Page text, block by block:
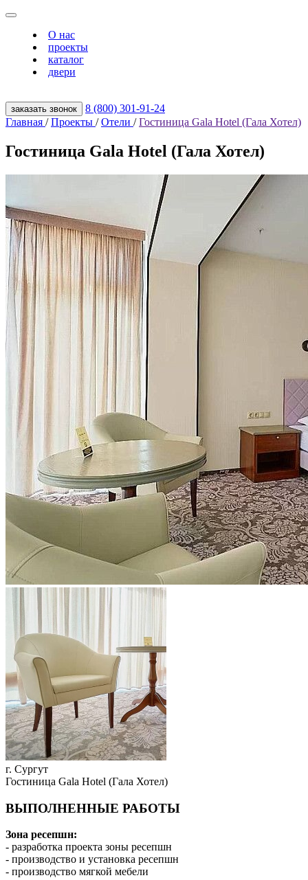
О нас
проекты
каталог
двери
заказать звонок
8 (800) 301‑91‑24
Главная / Проекты / Отели / Гостиница Gala Hotel (Гала Хотел)
Гостиница Gala Hotel (Гала Хотел)
г. Сургут
Гостиница Gala Hotel (Гала Хотел)
ВЫПОЛНЕННЫЕ РАБОТЫ
Зона ресепшн:
- разработка проекта зоны ресепшн
- производство и установка ресепшн
- производство мягкой мебели